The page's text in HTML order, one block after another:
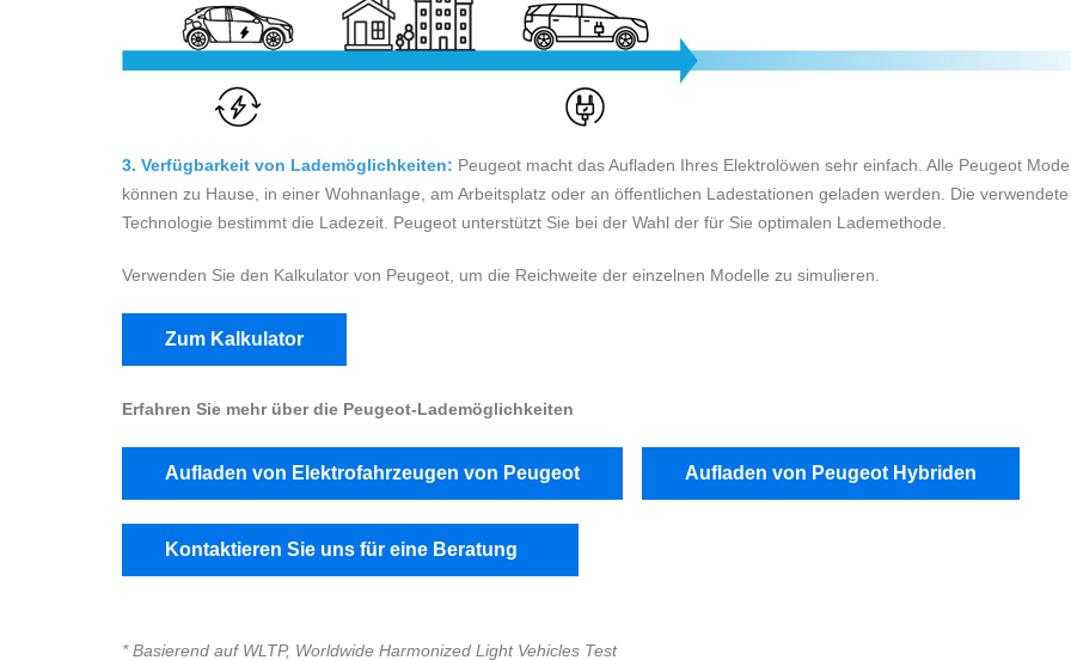
3. Verfügbarkeit von Lademöglichkeiten: Peugeot macht das Aufladen Ihres Elektrolöwen sehr einfach. Alle Peugeot
können zu Hause, in einer Wohnanlage, am Arbeitsplatz oder an öffentlichen Ladestationen geladen werden. Die verwendete
Technologie bestimmt die Ladezeit. Peugeot unterstützt Sie bei der Wahl der für Sie optimalen Lademethode.
Verwenden Sie den Kalkulator von Peugeot, um die Reichweite der einzelnen Modelle zu simulieren.
Zum Kalkulator
Erfahren Sie mehr über die Peugeot-Lademöglichkeiten
Aufladen von Elektrofahrzeugen von Peugeot Aufladen von Peugeot Hybriden
Kontaktieren Sie uns für eine Beratung
* Basierend auf WLTP, Worldwide Harmonized Light Vehicles Test